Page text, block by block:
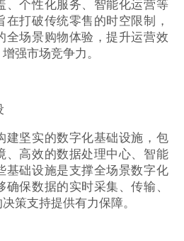
、个性化服务、智能化运营等
在打破传统零售的时空限制，
全场景购物体验，提升运营效
强市场竞争力。
建坚实的数字化基础设施，包
、高效的数据处理中心、智能
基础设施是支撑全场景数字化
保数据的实时采集、传输、
策支持提供有力保障。